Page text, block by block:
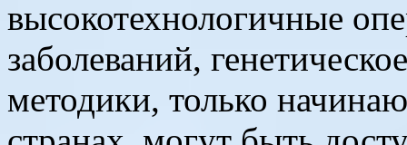
высокотехнологичные
заболеваний,
методики, только